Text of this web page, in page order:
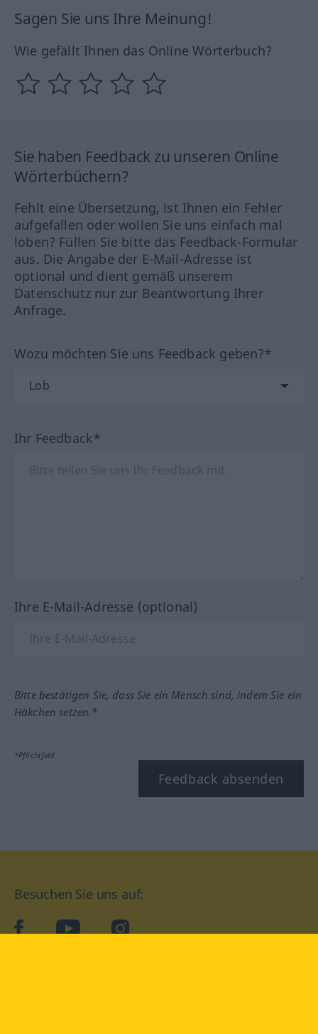
Sagen Sie uns Ihre Meinung!
Wie gefällt Ihnen das Online Wörterbuch?
Sie haben Feedback zu unseren Online
Wörterbüchern?
Fehlt eine Übersetzung, ist Ihnen ein Fehler
aufgefallen oder wollen Sie uns einfach mal
loben? Füllen Sie bitte das Feedback-Formular
aus. Die Angabe der E-Mail-Adresse ist
optional und dient gemäß unserem
Datenschutz nur zur Beantwortung Ihrer
Anfrage.
Wozu möchten Sie uns Feedback geben?*
Ihr Feedback*
Ihre E-Mail-Adresse (optional)
Bitte bestätigen Sie, dass Sie ein Mensch sind, indem Sie ein
Häkchen setzen.*
*Pflichtfeld
Feedback absenden
Besuchen Sie uns auf:
facebookYouTube Instagram